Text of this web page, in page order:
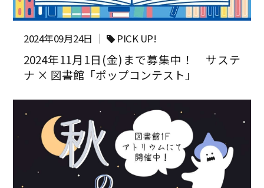
2024年09月24日 ｜ PICK UP!
2024年11月1日(金)まで募集中！ サステ
ナ × 図書館「ポップコンテスト」